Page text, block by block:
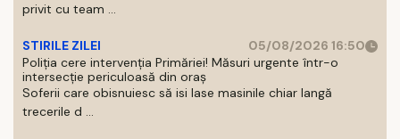
privit cu team ...
STIRILE ZILEI
05/08/2026 16:50
Poliția cere intervenția Primăriei! Măsuri urgente într-o
intersecție periculoasă din oraș
Soferii care obisnuiesc să isi lase masinile chiar langă
trecerile d ...